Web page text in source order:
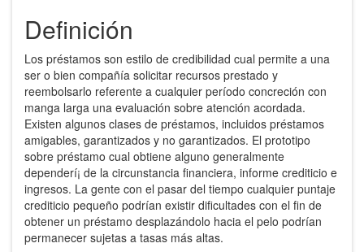
Definición
Los préstamos son estilo de credibilidad cual permite a una
ser o bien compañía solicitar recursos prestado y
reembolsarlo referente a cualquier período concreción con
manga larga una evaluación sobre atención acordada.
Existen algunos clases de préstamos, incluidos préstamos
amigables, garantizados y no garantizados. El prototipo
sobre préstamo cual obtiene alguno generalmente
dependerí¡ de la circunstancia financiera, informe crediticio e
ingresos. La gente con el pasar del tiempo cualquier puntaje
crediticio pequeño podrían existir dificultades con el fin de
obtener un préstamo desplazándolo hacia el pelo podrían
permanecer sujetas a tasas más altas.